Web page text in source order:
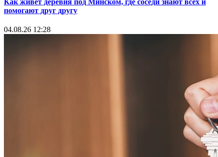
помогают друг другу
04.08.26 12:28